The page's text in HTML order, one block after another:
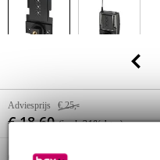
Adviesprijs € 25,-
€ 18,60 (incl. 21% btw)